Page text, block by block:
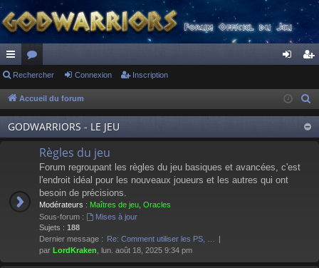
ac
co
ur
ci
or
u
m
s
ne
xi
on
cri
pti
on
Rechercher Connexion Inscription
Accueil du forum
GODWARRIORS - LE JEU
Règles du jeu
Forum regroupant les règles du jeu basiques et avancées, c'est
l'endroit idéal pour les nouveaux joueurs et les autres qui ont
besoin de précisions.
Modérateurs : Maîtres de jeu Oracles
Sous-forum :
Mises à jour
Sujets : 188
Dernier message : Re: Comment utiliser les PS, …
par LordKraken , lun. août 18, 2025 9:34 pm